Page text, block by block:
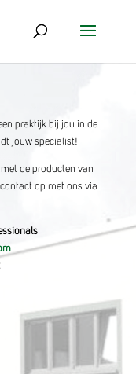
praktijk bij jou in de
jouw specialist!
de producten van
op met ons via